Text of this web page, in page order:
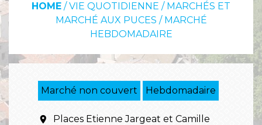
HOME /VIE QUOTIDIENNE / MARCHÉS ET
MARCHÉ AUX PUCES / MARCHÉ
HEBDOMADAIRE
Marché non couvert Hebdomadaire
location_on
Places Etienne Jargeat et Camille